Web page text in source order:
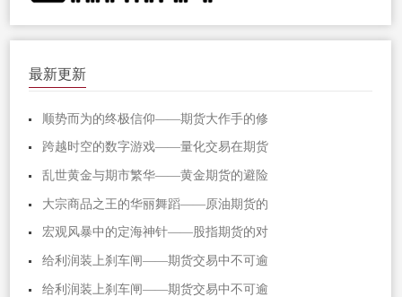
最新更新
顺势而为的终极信仰——期货大作手的修
跨越时空的数字游戏——量化交易在期货
乱世黄金与期市繁华——黄金期货的避险
大宗商品之王的华丽舞蹈——原油期货的
宏观风暴中的定海神针——股指期货的对
给利润装上刹车闸——期货交易中不可逾
给利润装上刹车闸——期货交易中不可逾